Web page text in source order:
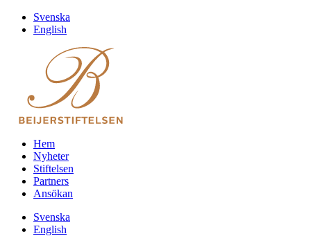
Svenska
English
Hem
Nyheter
Stiftelsen
Partners
Ansökan
Svenska
English